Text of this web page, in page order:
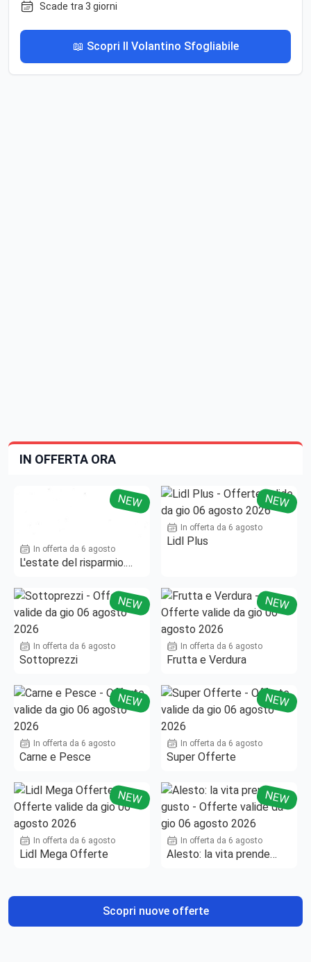
Scade tra 3 giorni
📖 Scopri Il Volantino Sfogliabile
IN OFFERTA ORA
NEW
In offerta da 6 agosto
L'estate del risparmio.
NEW
In offerta da 6 agosto
Lidl Plus
NEW
In offerta da 6 agosto
Sottoprezzi
NEW
In offerta da 6 agosto
Frutta e Verdura
NEW
In offerta da 6 agosto
Carne e Pesce
NEW
In offerta da 6 agosto
Super Offerte
NEW
In offerta da 6 agosto
Lidl Mega Offerte
NEW
In offerta da 6 agosto
Alesto: la vita prende
Scopri nuove offerte